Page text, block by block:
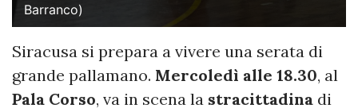
Barranco)
Siracusa si prepara a vivere una serata di
grande pallamano. Mercoledì alle 18.30, al
Pala Corso, va in scena la stracittadina di